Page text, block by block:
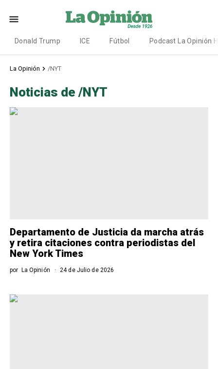
Donald Trump ICE Fútbol Podcast La Opinión
La Opinión /NYT
Noticias de /NYT
Departamento de Justicia da marcha atrás
y retira citaciones contra periodistas del
New York Times
por La Opinión 24 de Julio de 2026